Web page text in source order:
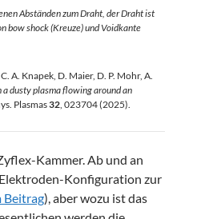
Abständen zum Draht, der Draht ist
bow shock (Kreuze) und Voidkante
A. Knapek, D. Maier, D. P. Mohr, A.
dusty plasma flowing around an
Plasmas32, 023704 (2025).
Kammer. Ab und an
Konfiguration zur
Beitrag), aber wozu ist das